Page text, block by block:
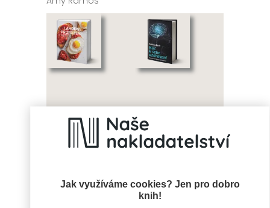
Jak využíváme cookies? Jen pro dobro
knih!
Tobias Esch